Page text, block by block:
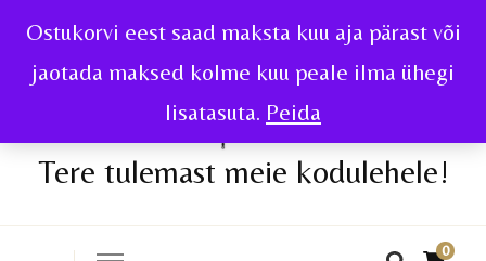
Ostukorvi eest saad maksta kuu aja pärast või
jaotada maksed kolme kuu peale ilma ühegi
lisatasuta. Peida
Tere tulemast meie kodulehele!
0